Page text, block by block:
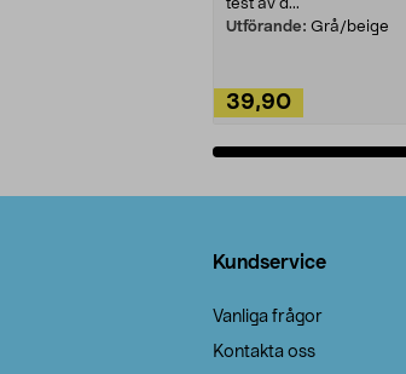
test av d...
Utförande: Grå/beige
39,90
Kundservice
Vanliga frågor
Kontakta oss